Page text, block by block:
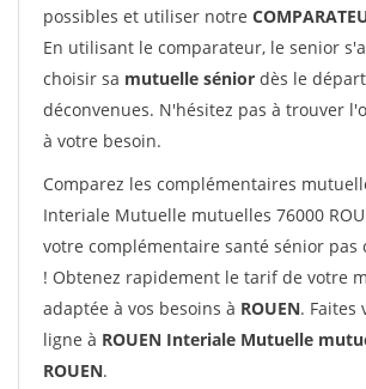
possibles et utiliser notre
En utilisant le comparateur, le senior
choisir sa mutuelle sénior dès le
déconvenues. N'hésitez pas à trouver
à votre besoin.
Comparez les complémentaires
Interiale Mutuelle mutuelles 76000
votre complémentaire santé sénior pas
! Obtenez rapidement le tarif de votre
adaptée à vos besoins à ROUEN. Faites
ligne à ROUEN Interiale Mutuelle
ROUEN.